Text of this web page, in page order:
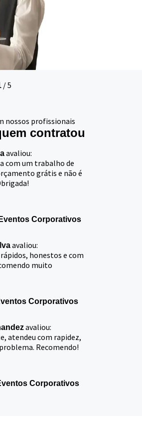
/5
nossos profissionais
contratou
avaliou:
com um trabalho de
grátis e não é
Eventos Corporativos
avaliou:
honestos e com
muito
Corporativos
avaliou:
atendeu com rapidez,
Recomendo!
Corporativos